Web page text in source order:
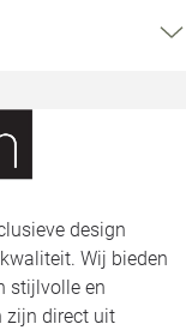
design
Wij bieden
stijlvolle en
zijn direct uit